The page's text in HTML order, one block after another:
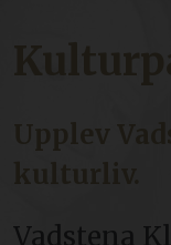
Upplev
Vadstena